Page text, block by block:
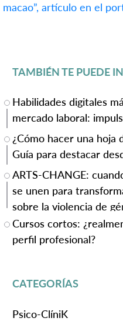
macao”, artículo en el
TAMBIÉN TE PUEDE
Habilidades digitales
mercado laboral:
¿Cómo hacer una hoja
Guía para destacar
ARTS-CHANGE:
se unen para
sobre la violencia de
Cursos cortos:
perfil profesional?
CATEGORÍAS
Psico-ClíniK